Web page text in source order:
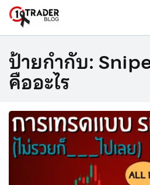
ป้ายกำกับ:
คืออะไร